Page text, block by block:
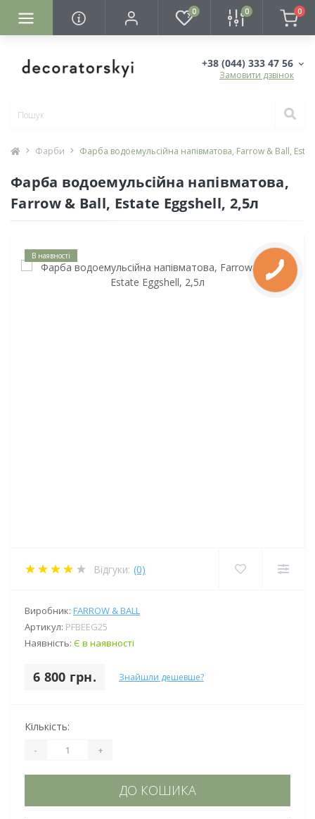
0 0 0
+38 (044) 333 47 56
Замовити дзвінок
Фарби Фарба водоемульсійна напівматова, Farrow & Ball,
Фарба водоемульсійна напівматова,
Farrow & Ball, Estate Eggshell, 2,5л
В наявності
Відгуки: (0)
Виробник: FARROW & BALL
Артикул: PFBEEG25
Наявність: Є в наявності
6 800 грн. Знайшли дешевше?
Кількість:
- +
ДО КОШИКА